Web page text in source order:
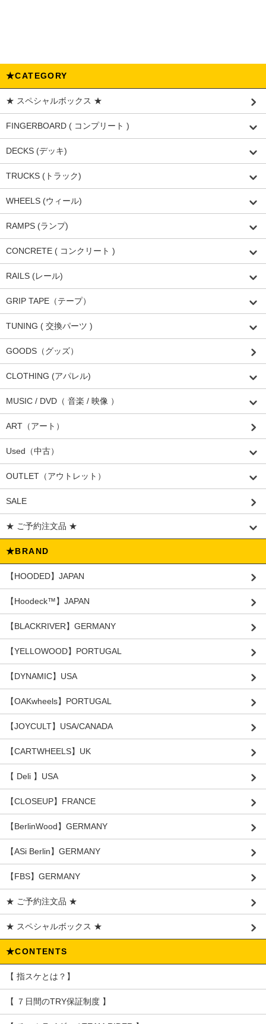
★CATEGORY
★ スペシャルボックス ★
FINGERBOARD ( コンプリート )
DECKS (デッキ)
TRUCKS (トラック)
WHEELS (ウィール)
RAMPS (ランプ)
CONCRETE ( コンクリート )
RAILS (レール)
GRIP TAPE（テープ）
TUNING ( 交換パーツ )
GOODS（グッズ）
CLOTHING (アパレル)
MUSIC / DVD（ 音楽 / 映像 ）
ART（アート）
Used（中古）
OUTLET（アウトレット）
SALE
★ ご予約注文品 ★
★BRAND
【HOODED】JAPAN
【Hoodeck™️】JAPAN
【BLACKRIVER】GERMANY
【YELLOWOOD】PORTUGAL
【DYNAMIC】USA
【OAKwheels】PORTUGAL
【JOYCULT】USA/CANADA
【CARTWHEELS】UK
【 Deli 】USA
【CLOSEUP】FRANCE
【BerlinWood】GERMANY
【ASi Berlin】GERMANY
【FBS】GERMANY
★ ご予約注文品 ★
★ スペシャルボックス ★
★CONTENTS
【 指スケとは？】
【 ７日間のTRY保証制度 】